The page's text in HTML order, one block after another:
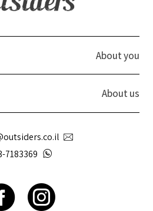
About you
About us
7183369